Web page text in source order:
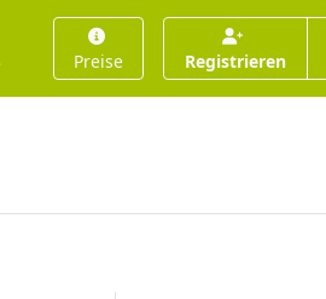
Preise Registrieren